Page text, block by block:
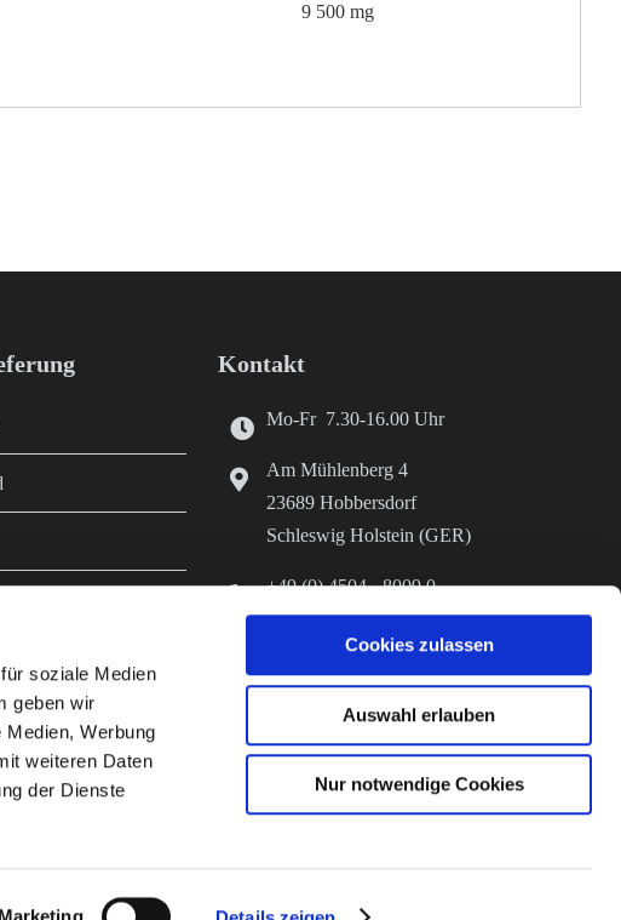
soziale Medien
geben wir
Werbung
weiteren Daten
der Dienste
Marketing
Cookies zulassen
Auswahl erlauben
Nur notwendige Cookies
9 500 mg
Kontakt
Mo-Fr 7.30-16.00 Uhr
Am Mühlenberg 4
23689 Hobbersdorf
Schleswig Holstein (GER)
+49 (0) 4504 - 8009 0
+49 (0) 4504 - 8009 70
info@diefutterkammer.de
www.stroeh-hobbersdorf.de